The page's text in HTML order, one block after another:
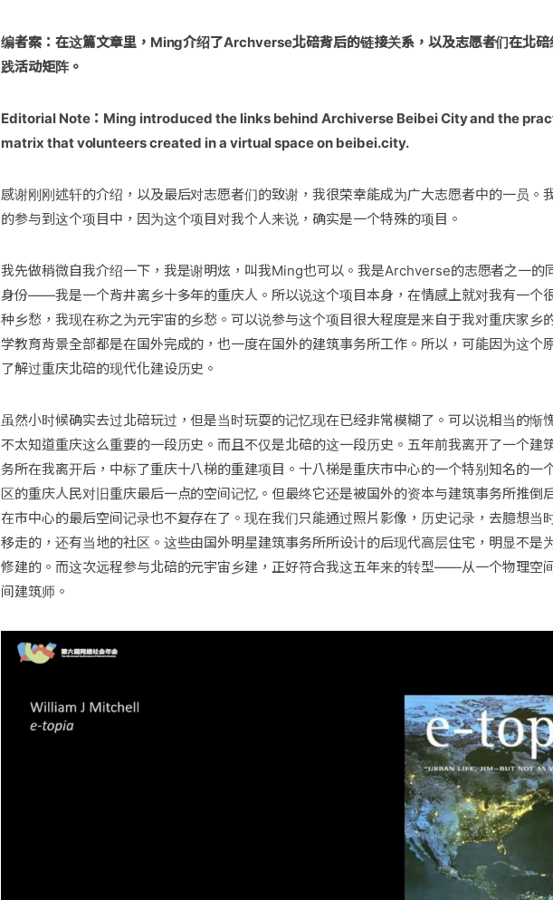
编者案：在这篇文章里，Ming介绍了Archverse北碚背后的链接关系，以及志愿者们在北
践活动矩阵。
Editorial Note：Ming introduced the links behind Archiverse Beibei City and the
matrix that volunteers created in a virtual space on beibei.city.
感谢刚刚述轩的介绍，以及最后对志愿者们的致谢，我很荣幸能成为广大志愿者中的一员。
的参与到这个项目中，因为这个项目对我个人来说，确实是一个特殊的项目。
我先做稍微自我介绍一下，我是谢明炫，叫我Ming也可以。我是Archverse的志愿者之一的
身份——我是一个背井离乡十多年的重庆人。所以说这个项目本身，在情感上就对我有一个
种乡愁，我现在称之为元宇宙的乡愁。可以说参与这个项目很大程度是来自于我对重庆家乡
学教育背景全部都是在国外完成的，也一度在国外的建筑事务所工作。所以，可能因为这个
了解过重庆北碚的现代化建设历史。
虽然小时候确实去过北碚玩过，但是当时玩耍的记忆现在已经非常模糊了。可以说相当的惭
不太知道重庆这么重要的一段历史。而且不仅是北碚的这一段历史。五年前我离开了一个建
务所在我离开后，中标了重庆十八梯的重建项目。十八梯是重庆市中心的一个特别知名的一
区的重庆人民对旧重庆最后一点的空间记忆。但最终它还是被国外的资本与建筑事务所推倒
在市中心的最后空间记录也不复存在了。现在我们只能通过照片影像，历史记录，去臆想当
移走的，还有当地的社区。这些由国外明星建筑事务所所设计的后现代高层住宅，明显不是
修建的。而这次远程参与北碚的元宇宙乡建，正好符合我这五年来的转型——从一个物理空
间建筑师。